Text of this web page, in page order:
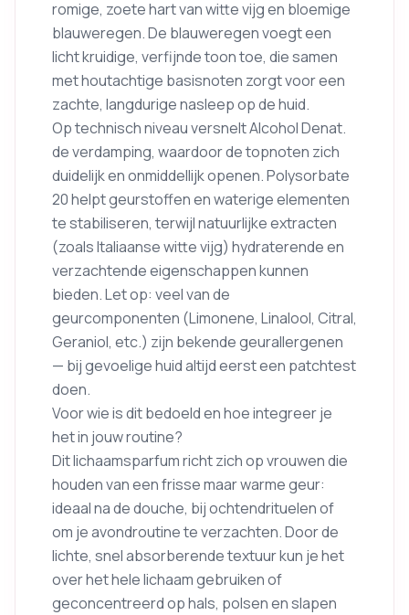
romige, zoete hart van witte vijg en bloemige
blauweregen. De blauweregen voegt een
licht kruidige, verfijnde toon toe, die samen
met houtachtige basisnoten zorgt voor een
zachte, langdurige nasleep op de huid.
Op technisch niveau versnelt Alcohol Denat.
de verdamping, waardoor de topnoten zich
duidelijk en onmiddellijk openen. Polysorbate
20 helpt geurstoffen en waterige elementen
te stabiliseren, terwijl natuurlijke extracten
(zoals Italiaanse witte vijg) hydraterende en
verzachtende eigenschappen kunnen
bieden. Let op: veel van de
geurcomponenten (Limonene, Linalool, Citral,
Geraniol, etc.) zijn bekende geurallergenen
— bij gevoelige huid altijd eerst een patchtest
doen.
Voor wie is dit bedoeld en hoe integreer je
het in jouw routine?
Dit lichaamsparfum richt zich op vrouwen die
houden van een frisse maar warme geur:
ideaal na de douche, bij ochtendrituelen of
om je avondroutine te verzachten. Door de
lichte, snel absorberende textuur kun je het
over het hele lichaam gebruiken of
geconcentreerd op hals, polsen en slapen